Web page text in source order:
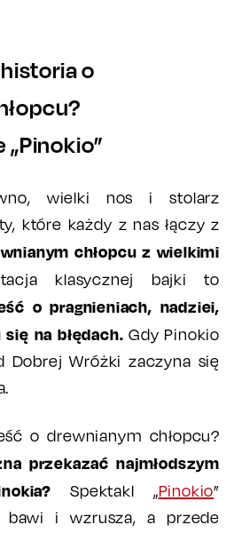
o
wielki nos i stolarz
które każdy z nas łączy z
chłopcu z wielkimi
klasycznej bajki to
o pragnieniach, nadziei,
na błędach. Gdy Pinokio
Dobrej Wróżki zaczyna się
o drewnianym chłopcu?
przekazać najmłodszym
Spektakl „Pinokio”
bawi i wzrusza, a przede